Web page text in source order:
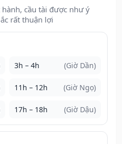
hành, cầu tài được như ý
rất thuận lợi
3h – 4h (Giờ Dần)
11h – 12h (Giờ Ngọ)
17h – 18h (Giờ Dậu)